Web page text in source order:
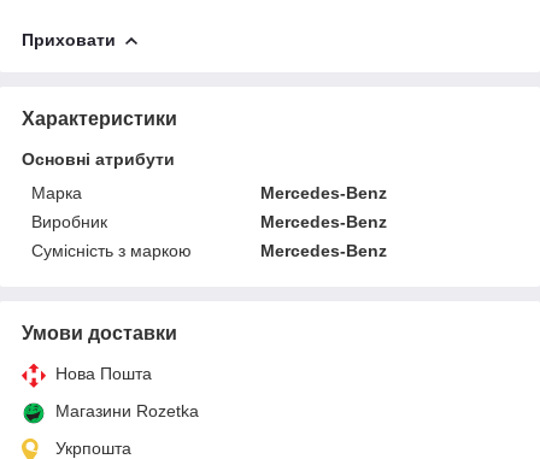
Приховати
Характеристики
Основні атрибути
Марка
Mercedes-Benz
Виробник
Mercedes-Benz
Сумісність з маркою
Mercedes-Benz
Умови доставки
Нова Пошта
Магазини Rozetka
Укрпошта